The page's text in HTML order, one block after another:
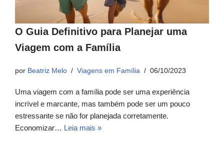
O Guia Definitivo para Planejar uma
Viagem com a Família
por Beatriz Melo Viagens em Família 06/10/2023
Uma viagem com a família pode ser uma experiência
incrível e marcante, mas também pode ser um pouco
estressante se não for planejada corretamente.
Economizar… Leia mais »